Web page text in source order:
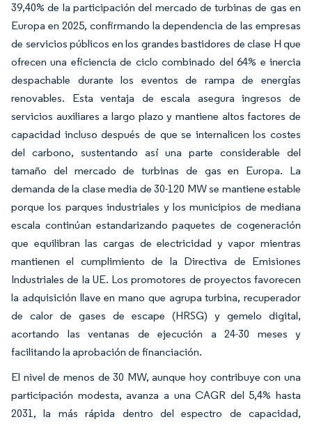
39,40% de la participación del mercado de turbinas de gas en
Europa en 2025, confirmando la dependencia de las empresas
de servicios públicos en los grandes bastidores de clase H que
ofrecen una eficiencia de ciclo combinado del 64% e inercia
despachable durante los eventos de rampa de energías
renovables. Esta ventaja de escala asegura ingresos de
servicios auxiliares a largo plazo y mantiene altos factores de
capacidad incluso después de que se internalicen los costes
del carbono, sustentando así una parte considerable del
tamaño del mercado de turbinas de gas en Europa. La
demanda de la clase media de 30-120 MW se mantiene estable
porque los parques industriales y los municipios de mediana
escala continúan estandarizando paquetes de cogeneración
que equilibran las cargas de electricidad y vapor mientras
mantienen el cumplimiento de la Directiva de Emisiones
Industriales de la UE. Los promotores de proyectos favorecen
la adquisición llave en mano que agrupa turbina, recuperador
de calor de gases de escape (HRSG) y gemelo digital,
acortando las ventanas de ejecución a 24-30 meses y
facilitando la aprobación de financiación.
El nivel de menos de 30 MW, aunque hoy contribuye con una
participación modesta, avanza a una CAGR del 5,4% hasta
2031, la más rápida dentro del espectro de capacidad,